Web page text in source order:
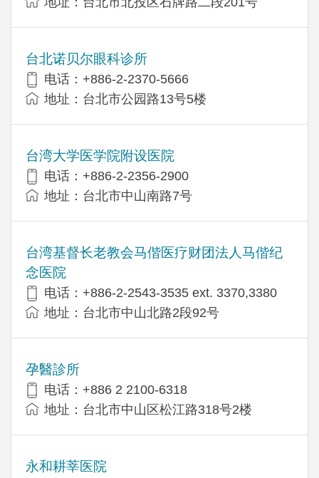
台北诺贝尔眼科诊所
电话：+886-2-2370-5666
地址：台北市公园路13号5楼
台湾大学医学院附设医院
电话：+886-2-2356-2900
地址：台北市中山南路7号
台湾基督长老教会马偕医疗财团法人马偕纪
念医院
电话：+886-2-2543-3535 ext. 3370,3380
地址：台北市中山北路2段92号
孕醫診所
电话：+886 2 2100-6318
地址：台北市中山区松江路318号2楼
永和耕莘医院